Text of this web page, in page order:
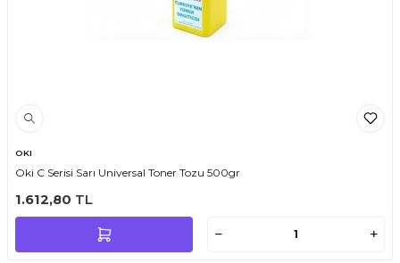
OKI
Oki C Serisi Sarı Universal Toner Tozu 500gr
1.612,80 TL